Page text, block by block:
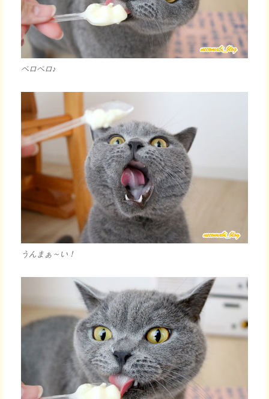
ペロペロ♪
うんまぁ～い！